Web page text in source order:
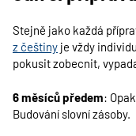
Stejně jako každá
z češtiny je vždy
pokusit zobecnit,
6 měsíců předem:
Budování slovní zásoby.